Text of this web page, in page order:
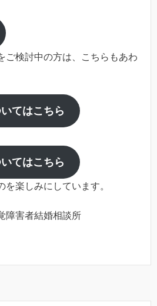
ご検討中の方は、こちらもあわ
てはこちら
てはこちら
を楽しみにしています。
障害者結婚相談所